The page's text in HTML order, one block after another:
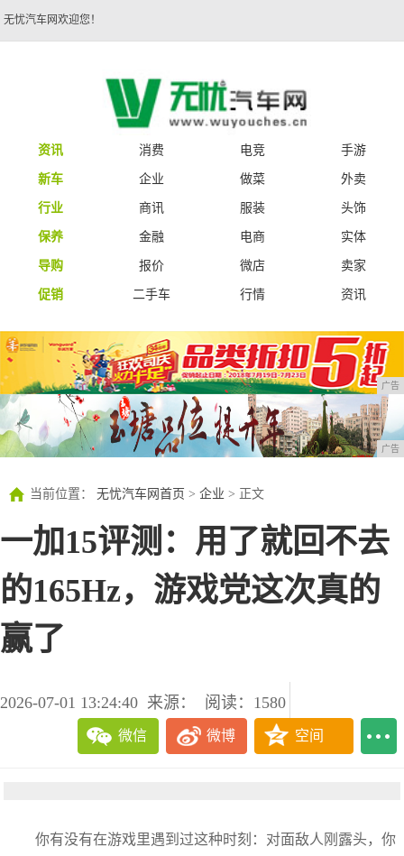
无忧汽车网欢迎您！
资讯 消费 电竞
手游
新车
企业 做菜
外卖
行业
商讯 服装
头饰
保养
金融 电商
实体
导购
报价 微店
卖家
促销
二手车 行情 资讯
广告
广告
当前位置： 无忧汽车网首页 > 企业 > 正文
一加15评测：用了就回不去
的165Hz，游戏党这次真的
赢了
2026-07-01 13:24:40 来源： 阅读：1580
微信 微博 空间
你有没有在游戏里遇到过这种时刻：对面敌人刚露头，你